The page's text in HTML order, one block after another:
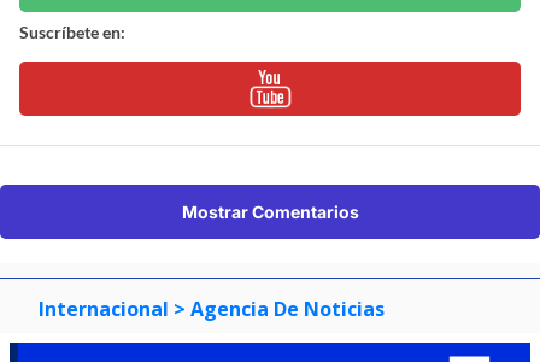
Suscríbete en:
Mostrar Comentarios
Internacional > Agencia De Noticias